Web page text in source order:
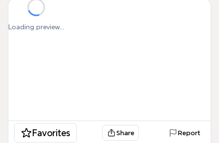
Loading preview...
Favorites Share Report